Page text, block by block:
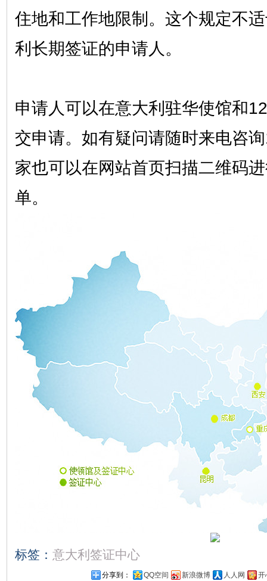
住地和工作地限制。这个规定不
利长期签证的申请人。
申请人可以在意大利驻华使馆和
交申请。如有疑问请随时来电咨
家也可以在网站首页扫描二维码
单。
标签： 意大利签证中心
分享到： QQ空间 新浪微博 人人网 开